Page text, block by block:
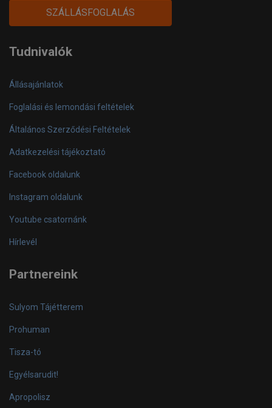
facebook-
official
instagramyoutube-
play
SZÁLLÁSFOGLALÁS
Tudnivalók
Állásajánlatok
Foglalási és lemondási feltételek
Általános Szerződési Feltételek
Adatkezelési tájékoztató
Facebook oldalunk
Instagram oldalunk
Youtube csatornánk
Hírlevél
Partnereink
Sulyom Tájétterem
Prohuman
Tisza-tó
Egyélsarudit!
Apropolisz